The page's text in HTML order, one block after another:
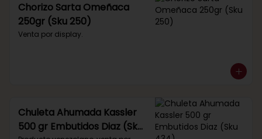
Chorizo Sarta Omeñaca
250gr (Sku 250)
Venta por display.
Chuleta Ahumada Kassler
500 gr Embutidos Diaz (Sku